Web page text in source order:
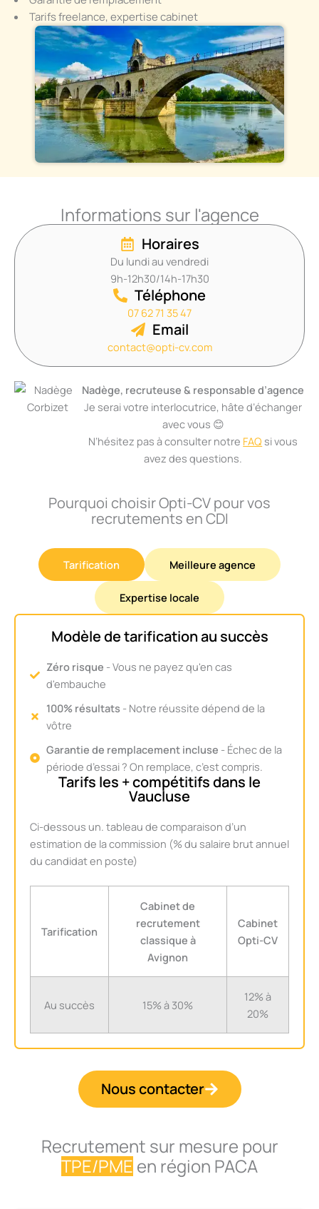
Tarifs freelance, expertise cabinet
Informations sur l'agence
Horaires
Du lundi au vendredi
9h-12h30/14h-17h30
Téléphone
07 62 71 35 47
Email
contact@opti-cv.com
Nadège, recruteuse & responsable d’agence
Je serai votre interlocutrice, hâte d’échanger
avec vous 😊
N’hésitez pas à consulter notre FAQ si vous
avez des questions.
Pourquoi choisir Opti-CV pour vos
recrutements en CDI
Tarification Meilleure agence
Expertise locale
Modèle de tarification au succès
Zéro risque - Vous ne payez qu'en cas
d'embauche
100% résultats - Notre réussite dépend de la
vôtre
Garantie de remplacement incluse - Échec de la
période d’essai ? On remplace, c’est compris.
Tarifs les + compétitifs dans le
Vaucluse
Ci-dessous un. tableau de comparaison d’un
estimation de la commission (% du salaire brut annuel
du candidat en poste)
Tarification
Cabinet de
recrutement
classique à
Avignon
Cabinet
Opti-CV
Au succès 15% à 30%
12% à
20%
Nous contacter
Recrutement sur mesure pour en
région PACA